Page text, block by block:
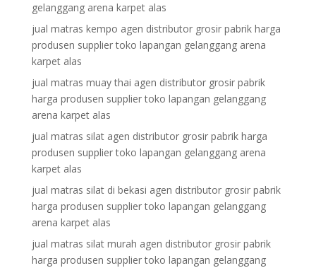
gelanggang arena karpet alas
jual matras kempo agen distributor grosir pabrik harga
produsen supplier toko lapangan gelanggang arena
karpet alas
jual matras muay thai agen distributor grosir pabrik
harga produsen supplier toko lapangan gelanggang
arena karpet alas
jual matras silat agen distributor grosir pabrik harga
produsen supplier toko lapangan gelanggang arena
karpet alas
jual matras silat di bekasi agen distributor grosir pabrik
harga produsen supplier toko lapangan gelanggang
arena karpet alas
jual matras silat murah agen distributor grosir pabrik
harga produsen supplier toko lapangan gelanggang